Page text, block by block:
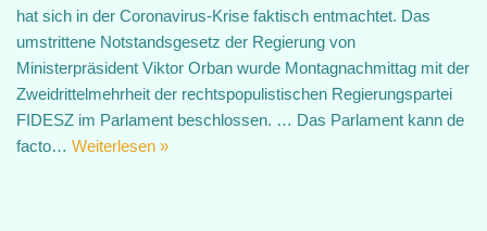
hat sich in der Coronavirus-Krise faktisch entmachtet. Das
umstrittene Notstandsgesetz der Regierung von
Ministerpräsident Viktor Orban wurde Montagnachmittag mit der
Zweidrittelmehrheit der rechtspopulistischen Regierungspartei
FIDESZ im Parlament beschlossen. … Das Parlament kann de
facto… Weiterlesen »